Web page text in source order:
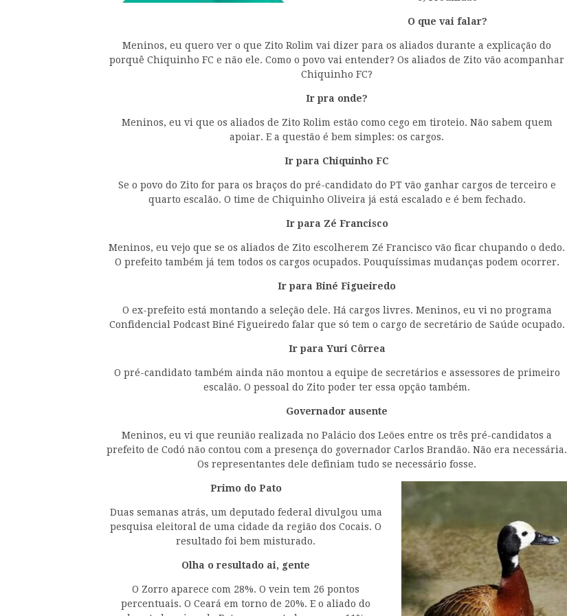
O que vai falar?
Meninos, eu quero ver o que Zito Rolim vai dizer para os aliados durante a explicação do
porquê Chiquinho FC e não ele. Como o povo vai entender? Os aliados de Zito vão acompanhar
Chiquinho FC?
Ir pra onde?
Meninos, eu vi que os aliados de Zito Rolim estão como cego em tiroteio. Não sabem quem
apoiar. E a questão é bem simples: os cargos.
Ir para Chiquinho FC
Se o povo do Zito for para os braços do pré-candidato do PT vão ganhar cargos de terceiro e
quarto escalão. O time de Chiquinho Oliveira já está escalado e é bem fechado.
Ir para Zé Francisco
Meninos, eu vejo que se os aliados de Zito escolherem Zé Francisco vão ficar chupando o dedo.
O prefeito também já tem todos os cargos ocupados. Pouquíssimas mudanças podem ocorrer.
Ir para Biné Figueiredo
O ex-prefeito está montando a seleção dele. Há cargos livres. Meninos, eu vi no programa
Confidencial Podcast Biné Figueiredo falar que só tem o cargo de secretário de Saúde ocupado.
Ir para Yuri Côrrea
O pré-candidato também ainda não montou a equipe de secretários e assessores de primeiro
escalão. O pessoal do Zito poder ter essa opção também.
Governador ausente
Meninos, eu vi que reunião realizada no Palácio dos Leões entre os três pré-candidatos a
prefeito de Codó não contou com a presença do governador Carlos Brandão. Não era necessária.
Os representantes dele definiam tudo se necessário fosse.
Primo do Pato
Duas semanas atrás, um deputado federal divulgou uma
pesquisa eleitoral de uma cidade da região dos Cocais. O
resultado foi bem misturado.
Olha o resultado ai, gente
O Zorro aparece com 28%. O vein tem 26 pontos
percentuais. O Ceará em torno de 20%. E o aliado do